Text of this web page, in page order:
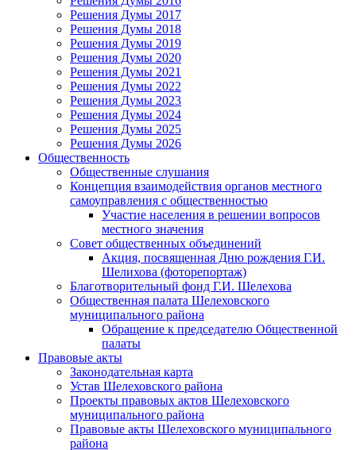
Решения Думы 2017
Решения Думы 2018
Решения Думы 2019
Решения Думы 2020
Решения Думы 2021
Решения Думы 2022
Решения Думы 2023
Решения Думы 2024
Решения Думы 2025
Решения Думы 2026
Общественность
Общественные слушания
Концепция взаимодействия органов местного
самоуправления с общественностью
Участие населения в решении вопросов
местного значения
Совет общественных объединений
Акция, посвященная Дню рождения Г.И.
Шелихова (фоторепортаж)
Благотворительный фонд Г.И. Шелехова
Общественная палата Шелеховского
муниципального района
Обращение к председателю Общественной
палаты
Правовые акты
Законодательная карта
Устав Шелеховского района
Проекты правовых актов Шелеховского
муниципального района
Правовые акты Шелеховского муниципального
района